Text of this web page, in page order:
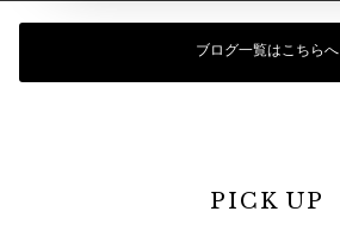
ブログ一覧はこちらへ
PICK UP